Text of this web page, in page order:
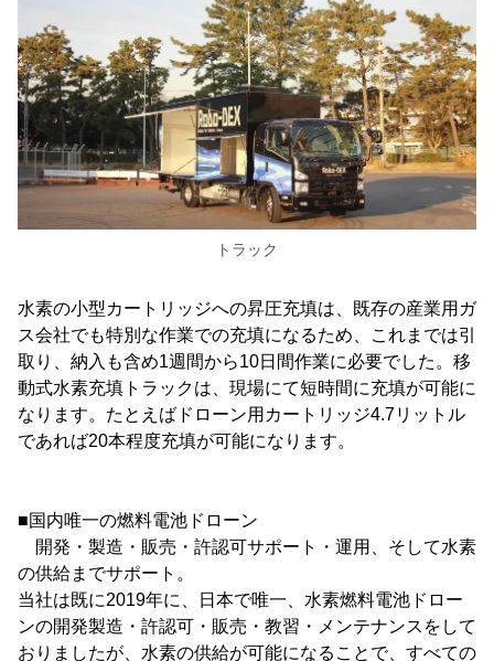
トラック
水素の小型カートリッジへの昇圧充填は、既存の産業用ガ
ス会社でも特別な作業での充填になるため、これまでは引
取り、納入も含め1週間から10日間作業に必要でした。移
動式水素充填トラックは、現場にて短時間に充填が可能に
なります。たとえばドローン用カートリッジ4.7リットル
であれば20本程度充填が可能になります。
■国内唯一の燃料電池ドローン
開発・製造・販売・許認可サポート・運用、そして水素
の供給までサポート。
当社は既に2019年に、日本で唯一、水素燃料電池ドロー
ンの開発製造・許認可・販売・教習・メンテナンスをして
おりましたが、水素の供給が可能になることで、すべての